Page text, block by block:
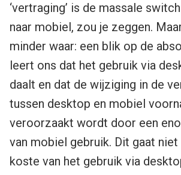
‘vertraging’ is de massale
naar mobiel, zou je zeggen.
minder waar: een blik op de
leert ons dat het gebruik via
daalt en dat de wijziging in de
tussen desktop en mobiel
veroorzaakt wordt door een
van mobiel gebruik. Dit gaat
koste van het gebruik via